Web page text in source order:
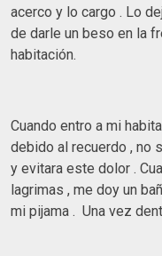
acerco y lo cargo . Lo
de darle un beso en la
habitación.
Cuando entro a mi
debido al recuerdo , no
y evitara este dolor .
lagrimas , me doy un
mi pijama . Una vez